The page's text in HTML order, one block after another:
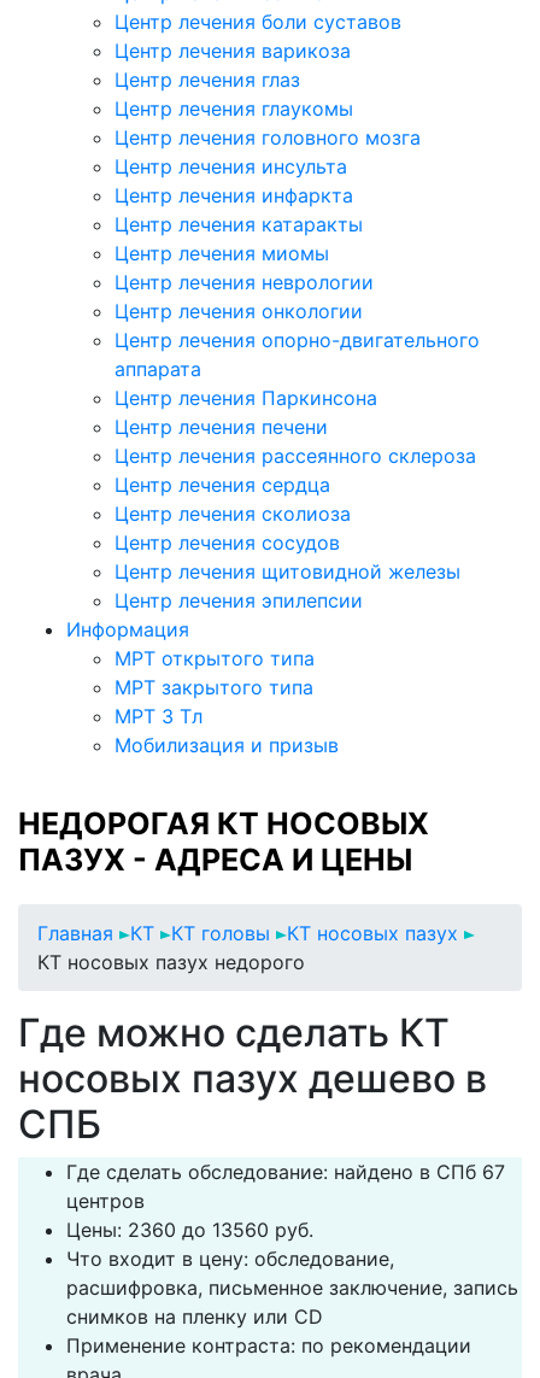
Центр лечения боли суставов
Центр лечения варикоза
Центр лечения глаз
Центр лечения глаукомы
Центр лечения головного мозга
Центр лечения инсульта
Центр лечения инфаркта
Центр лечения катаракты
Центр лечения миомы
Центр лечения неврологии
Центр лечения онкологии
Центр лечения опорно-двигательного
аппарата
Центр лечения Паркинсона
Центр лечения печени
Центр лечения рассеянного склероза
Центр лечения сердца
Центр лечения сколиоза
Центр лечения сосудов
Центр лечения щитовидной железы
Центр лечения эпилепсии
Информация
МРТ открытого типа
МРТ закрытого типа
МРТ 3 Тл
Мобилизация и призыв
НЕДОРОГАЯ КТ НОСОВЫХ
ПАЗУХ - АДРЕСА И ЦЕНЫ
Главная КТ КТ головы
КТ носовых пазух
КТ носовых пазух недорого
Где можно сделать КТ
носовых пазух дешево в
СПБ
Где сделать обследование: найдено в СПб 67
центров
Цены: 2360 до 13560 руб.
Что входит в цену: обследование,
расшифровка, письменное заключение, запись
снимков на пленку или CD
Применение контраста: по рекомендации